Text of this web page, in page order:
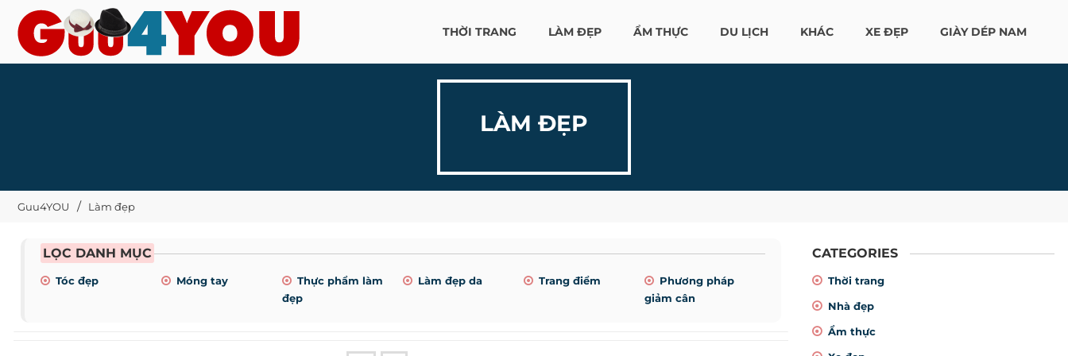
THỜI TRANG LÀM ĐẸP ẨM THỰC DU LỊCH KHÁC XE ĐẸP GIÀY DÉP NAM
LÀM ĐẸP
Guu4YOU Làm đẹp
LỌC DANH MỤC
Tóc đẹp Móng tay
Thực phẩm làm
đẹp
Làm đẹp da Trang điểm
Phương pháp
giảm cân
CATEGORIES
Thời trang
Nhà đẹp
Ẩm thực